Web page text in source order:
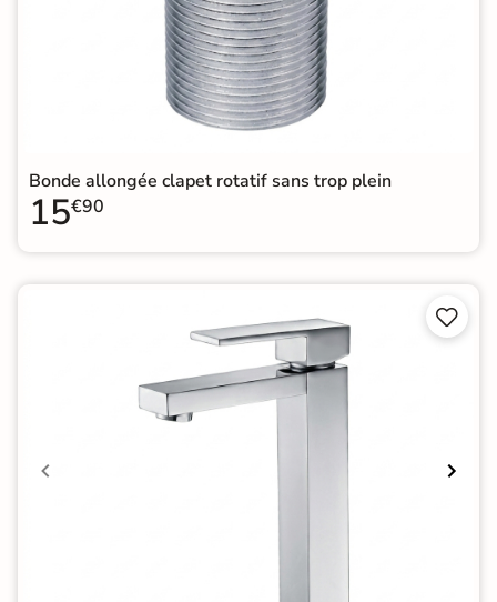
Bonde allongée clapet rotatif sans trop plein
15€90

